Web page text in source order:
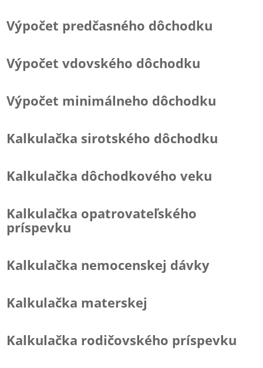
Výpočet predčasného dôchodku
Výpočet vdovského dôchodku
Výpočet minimálneho dôchodku
Kalkulačka sirotského dôchodku
Kalkulačka dôchodkového veku
Kalkulačka opatrovateľského
príspevku
Kalkulačka nemocenskej dávky
Kalkulačka materskej
Kalkulačka rodičovského príspevku